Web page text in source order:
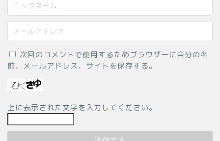
次回のコメントで使用するためブラウザーに自分の名
前、メールアドレス、サイトを保存する。
上に表示された文字を入力してください。